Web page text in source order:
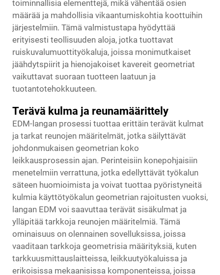
toiminnallisia elementtejä, mikä vähentää osien
määrää ja mahdollisia vikaantumiskohtia koottuihin
järjestelmiin. Tämä valmistustapa hyödyttää
erityisesti teollisuuden aloja, jotka tuottavat
ruiskuvalumuottityökaluja, joissa monimutkaiset
jäähdytspiirit ja hienojakoiset kavereit geometriat
vaikuttavat suoraan tuotteen laatuun ja
tuotantotehokkuuteen.
Terävä kulma ja reunamäärittely
EDM-langan prosessi tuottaa erittäin terävät kulmat
ja tarkat reunojen määritelmät, jotka säilyttävät
johdonmukaisen geometrian koko
leikkausprosessin ajan. Perinteisiin konepohjaisiin
menetelmiin verrattuna, jotka edellyttävät työkalun
säteen huomioimista ja voivat tuottaa pyöristyneitä
kulmia käyttötyökalun geometrian rajoitusten vuoksi,
langan EDM voi saavuttaa terävät sisäkulmat ja
ylläpitää tarkkoja reunojen määritelmiä. Tämä
ominaisuus on olennainen sovelluksissa, joissa
vaaditaan tarkkoja geometrisia määrityksiä, kuten
tarkkuusmittauslaitteissa, leikkuutyökaluissa ja
erikoisissa mekaanisissa komponenteissa, joissa